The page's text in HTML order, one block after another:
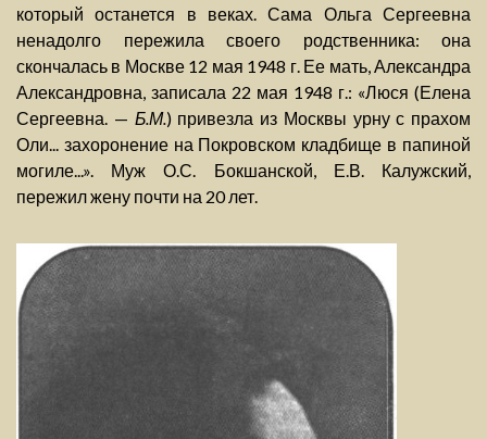
который останется в веках. Сама Ольга Сергеевна
ненадолго пережила своего родственника: она
скончалась в Москве 12 мая 1948 г. Ее мать, Александра
Александровна, записала 22 мая 1948 г.: «Люся (Елена
Сергеевна. — Б.М.) привезла из Москвы урну с прахом
Оли... захоронение на Покровском кладбище в папиной
могиле...». Муж О.С. Бокшанской, Е.В. Калужский,
пережил жену почти на 20 лет.